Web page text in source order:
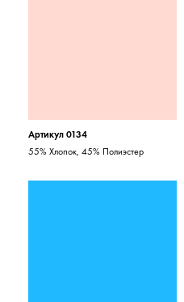
Артикул 0134
55% Хлопок, 45% Полиэстер